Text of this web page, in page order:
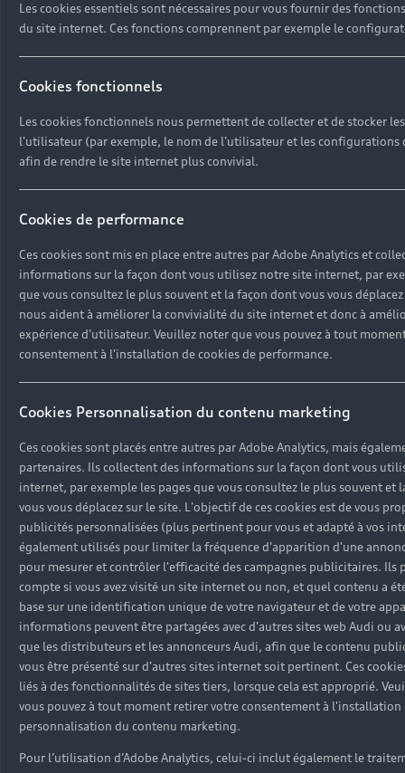
de l’utilisateur (par ex. langue, taille de
an)3 ansmyaudi-logout-
(par ex. langue, taille de caractères, données
navigation, flux d’utilisation pour amélioration
(performances)Cookie de
des réglages de l’utilisateur (par ex. langue,
connexion)Permanent (1 an)3 ans
(2) Cookies fonctionnels
Nom du CookieNom de l’applicationCookie
CookieType de Cookie et date d’expiration
(Cookie de session ou Cookie
via les Cookiesmyaudi-browser-
l’utilisateur (par ex. langue, taille de
sessionSessionmyaudi-display-once-{teaser-
an)1 anmyaudi-teaser-hide-destination-
l’utilisateur (par ex. langue, taille de
(illimité)Illimitémyaudi-warranty-expiration-
de l’utilisateur (par ex. langue, taille de
sessionSessioncontact-data-
l’utilisateur (par ex. langue, taille de
(mémorisation locale dans le
countmyAudi1stNombres de visites,
des contenus du site Web
dispose-component-idmyAudi1stNombres de
amélioration des contenus du site Web
sessionSessionmyaudi-modal-hide-null-
value}myAudi1stMémorisation des réglages
caractères, données de
countrymyAudi1stMémorisation des réglages
measurement-{market configuration
Les cookies essentiels sont nécessaires pour vous fournir des
du site internet. Ces fonctions comprennent par exemple le
Cookies fonctionnels
Les cookies fonctionnels nous permettent de collecter et de stocker
l'utilisateur (par exemple, le nom de l'utilisateur et les
afin de rendre le site internet plus convivial.
Cookies de performance
Ces cookies sont mis en place entre autres par Adobe Analytics et
informations sur la façon dont vous utilisez notre site internet, par
que vous consultez le plus souvent et la façon dont vous vous
nous aident à améliorer la convivialité du site internet et donc à
expérience d'utilisateur. Veuillez noter que vous pouvez à tout
consentement à l'installation de cookies de performance.
Cookies Personnalisation du contenu marketing
Ces cookies sont placés entre autres par Adobe Analytics, mais
partenaires. Ils collectent des informations sur la façon dont vous
internet, par exemple les pages que vous consultez le plus souvent et
vous vous déplacez sur le site. L'objectif de ces cookies est de vous
publicités personnalisées (plus pertinent pour vous et adapté à vos
également utilisés pour limiter la fréquence d'apparition d'une
pour mesurer et contrôler l'efficacité des campagnes publicitaires. Ils
compte si vous avez visité un site internet ou non, et quel contenu a
base sur une identification unique de votre navigateur et de votre
informations peuvent être partagées avec d'autres sites web Audi ou
que les distributeurs et les annonceurs Audi, afin que le contenu
vous être présenté sur d'autres sites internet soit pertinent. Ces
liés à des fonctionnalités de sites tiers, lorsque cela est approprié.
vous pouvez à tout moment retirer votre consentement à l'installation
personnalisation du contenu marketing.
Pour l’utilisation d’Adobe Analytics, celui-ci inclut également le